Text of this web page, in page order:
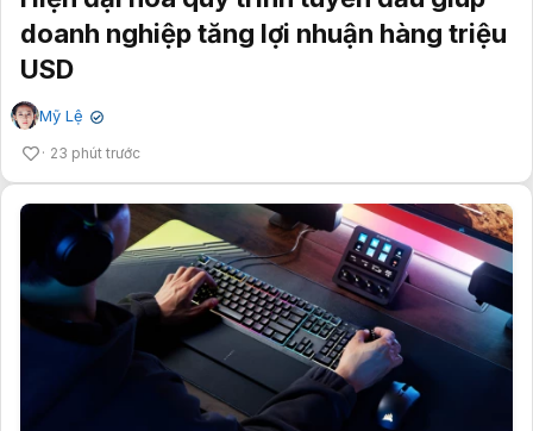
doanh nghiệp tăng lợi nhuận hàng triệu
USD
Mỹ Lệ ✔
23 phút trước